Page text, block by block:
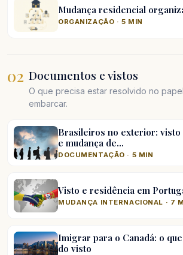
Mudança residencial
ORGANIZAÇÃO · 5 MIN
02 Documentos e vistos
O que precisa estar resolvido no
embarcar.
Brasileiros no exterior: visto
e mudança de…
DOCUMENTAÇÃO · 5 MIN
Visto e residência em
MUDANÇA INTERNACIONAL · 7
Imigrar para o Canadá: o
do visto